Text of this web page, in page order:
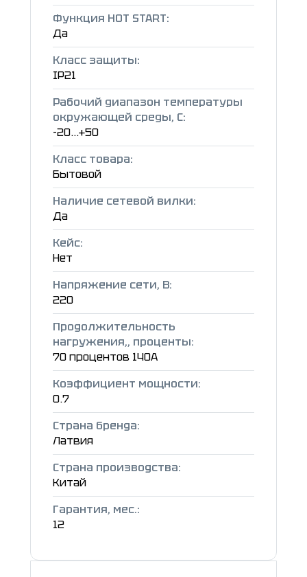
Функция HOT START:
Да
Класс защиты:
IP21
Рабочий диапазон температуры
окружающей среды, C:
-20...+50
Класс товара:
Бытовой
Наличие сетевой вилки:
Да
Кейс:
Нет
Напряжение сети, В:
220
Продолжительность
нагружения,, проценты:
70 процентов 140A
Коэффициент мощности:
0.7
Страна бренда:
Латвия
Страна производства:
Китай
Гарантия, мес.:
12